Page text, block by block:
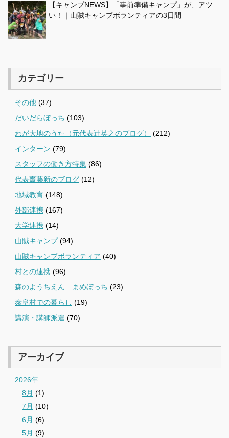
【キャンプNEWS】「事前準備キャンプ」が、アツ
い！｜山賊キャンプボランティアの3日間
カテゴリー
その他 (37)
だいだらぼっち (103)
わが大地のうた（元代表辻英之のブログ）
(212)
インターン (79)
スタッフの働き方特集 (86)
代表齋藤新のブログ (12)
地域教育 (148)
外部連携 (167)
大学連携 (14)
山賊キャンプ(94)
山賊キャンプボランティア (40)
村との連携 (96)
森のようちえん まめぼっち (23)
泰阜村での暮らし (19)
講演・講師派遣 (70)
アーカイブ
2026年
8月 (1)
7月 (10)
6月 (6)
5月 (9)